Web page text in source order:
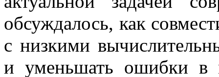
обсуждалось, как
с низкими
и уменьшать ошибки в